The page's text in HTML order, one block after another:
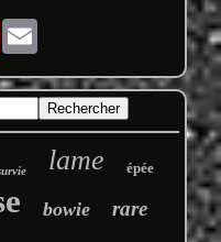
lame épée
bowie rare